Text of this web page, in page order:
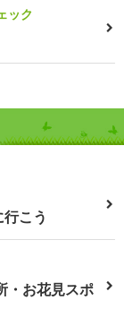
ック
こう
・お花見スポ